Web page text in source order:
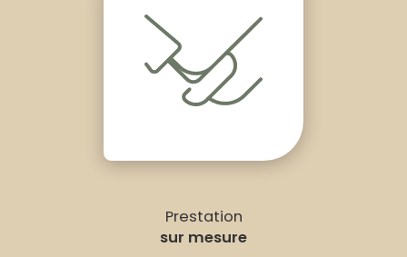
Prestation
sur mesure